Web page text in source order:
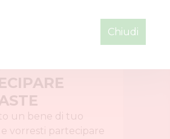
un bene di tuo
vorresti partecipare
Chiudi